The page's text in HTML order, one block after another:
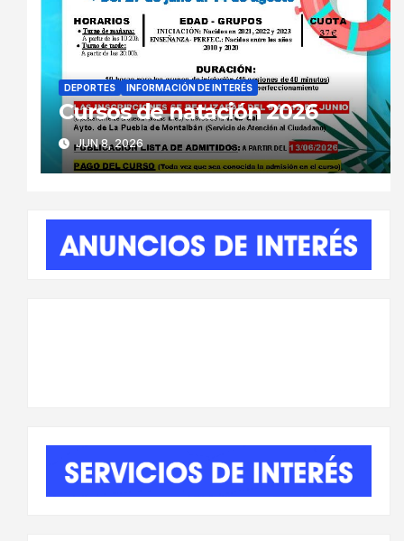
DEPORTES INFORMACIÓN DE INTERÉS
Cursos de natación 2026
JUN 8, 2026